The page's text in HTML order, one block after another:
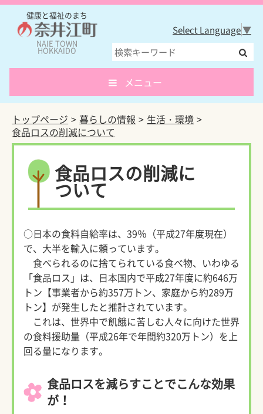
健康と福祉のまち
NAIE TOWN
HOKKAIDO
Select Language▼
メニュー
トップページ 暮らしの情報
生活・環境
食品ロスの削減について
食品ロスの削減に
ついて
○日本の食料自給率は、39％（平成27年度現在）
で、大半を輸入に頼っています。
食べられるのに捨てられている食べ物、いわゆる
「食品ロス」は、日本国内で平成27年度に約646万
トン【事業者から約357万トン、家庭から約289万
トン】が発生したと推計されています。
これは、世界中で飢餓に苦しむ人々に向けた世界
の食料援助量（平成26年で年間約320万トン）を上
回る量になります。
食品ロスを減らすことでこんな効果
が！